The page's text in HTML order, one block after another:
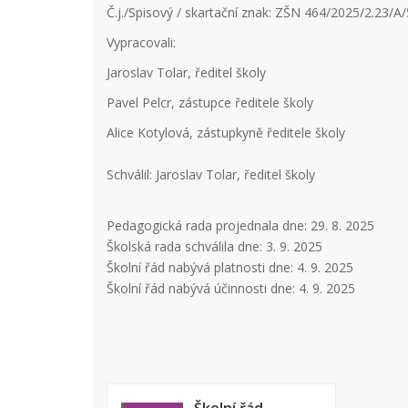
Č.j./Spisový / skartační znak: ZŠN 464/2025/2.23/
Vypracovali:
Jaroslav Tolar, ředitel školy
Pavel Pelcr, zástupce ředitele školy
Alice Kotylová, zástupkyně ředitele školy
Schválil: Jaroslav Tolar, ředitel školy
Pedagogická rada projednala dne: 29. 8. 2025
Školská rada schválila dne: 3. 9. 2025
Školní řád nabývá platnosti dne: 4. 9. 2025
Školní řád nabývá účinnosti dne: 4. 9. 2025